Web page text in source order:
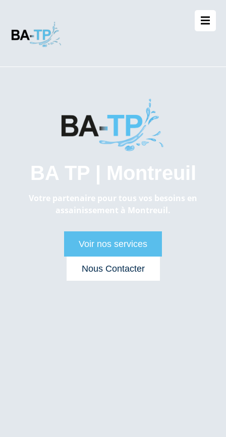
BA TP | Montreuil
Votre partenaire pour tous vos besoins en
assainissement à Montreuil.
Voir nos services
Nous Contacter